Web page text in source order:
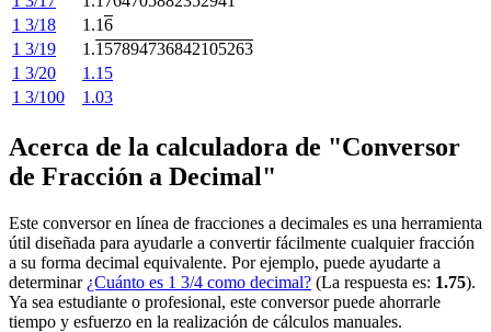
1 3/18
1.16
1 3/19
1.157894736842105263
1 3/20
1.15
1 3/100
1.03
Acerca de la calculadora de "Conversor
de Fracción a Decimal"
Este conversor en línea de fracciones a decimales es una herramienta
útil diseñada para ayudarle a convertir fácilmente cualquier fracción
a su forma decimal equivalente. Por ejemplo, puede ayudarte a
determinar ¿Cuánto es 1 3/4 como decimal? (La respuesta es: 1.75).
Ya sea estudiante o profesional, este conversor puede ahorrarle
tiempo y esfuerzo en la realización de cálculos manuales.